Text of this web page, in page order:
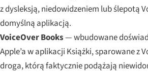
z dysleksją, niedowidzeniem lub ślepotą
domyślną aplikacją.
VoiceOver Books— wbudowane
Apple’a w aplikacji Książki, sparowane z
droga, którą faktycznie podążają